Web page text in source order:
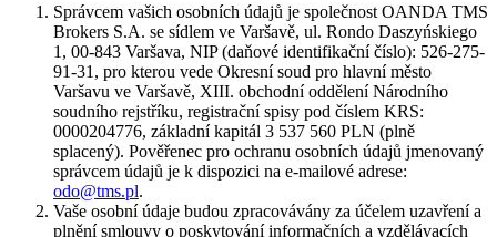
Správcem vašich osobních údajů je společnost OANDA TMS
Brokers S.A. se sídlem ve Varšavě, ul. Rondo Daszyńskiego
1, 00-843 Varšava, NIP (daňové identifikační číslo): 526-275-
91-31, pro kterou vede Okresní soud pro hlavní město
Varšavu ve Varšavě, XIII. obchodní oddělení Národního
soudního rejstříku, registrační spisy pod číslem KRS:
0000204776, základní kapitál 3 537 560 PLN (plně
splacený). Pověřenec pro ochranu osobních údajů jmenovaný
správcem údajů je k dispozici na e-mailové adrese:
odo@tms.pl.
Vaše osobní údaje budou zpracovávány za účelem uzavření a
plnění smlouvy o poskytování informačních a vzdělávacích